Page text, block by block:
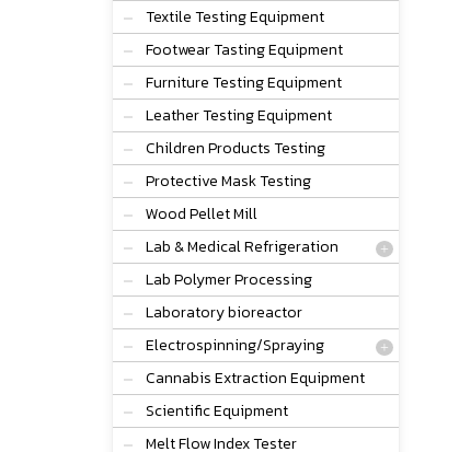
Textile Testing Equipment
Footwear Tasting Equipment
Furniture Testing Equipment
Leather Testing Equipment
Children Products Testing
Protective Mask Testing
Wood Pellet Mill
Lab & Medical Refrigeration
Lab Polymer Processing
Laboratory bioreactor
Electrospinning/Spraying
Cannabis Extraction Equipment
Scientific Equipment
Melt Flow Index Tester